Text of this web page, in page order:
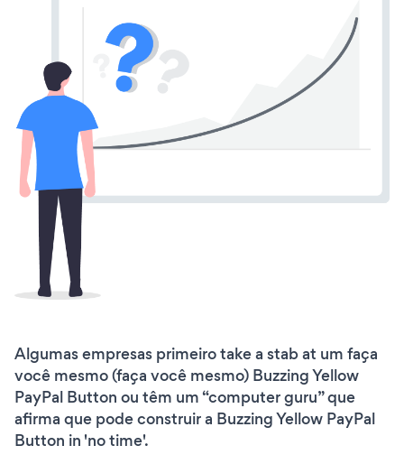
Algumas empresas primeiro take a stab at um faça
você mesmo (faça você mesmo) Buzzing Yellow
PayPal Button ou têm um “computer guru” que
afirma que pode construir a Buzzing Yellow PayPal
Button in 'no time'.